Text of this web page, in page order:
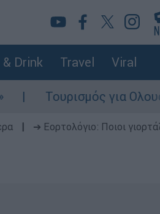
Drink Travel Viral
για Ολους 2026-
➔ Εορτολόγιο: Ποιοι